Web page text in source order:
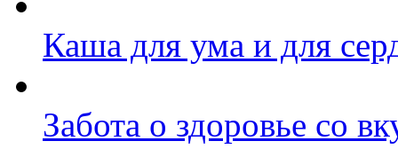
Каша для ума и для
Забота о здоровье со